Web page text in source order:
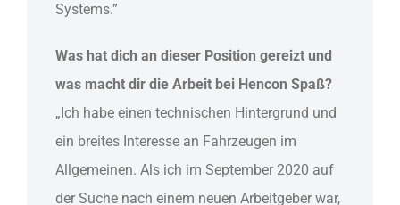
Systems.”
Was hat dich an dieser Position gereizt und
was macht dir die Arbeit bei Hencon Spaß?
„Ich habe einen technischen Hintergrund und
ein breites Interesse an Fahrzeugen im
Allgemeinen. Als ich im September 2020 auf
der Suche nach einem neuen Arbeitgeber war,